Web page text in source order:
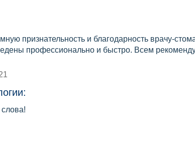
признательность и благодарность врачу-
профессионально и быстро. Всем